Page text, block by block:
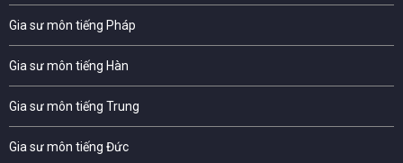
Gia sư môn tiếng Pháp
Gia sư môn tiếng Hàn
Gia sư môn tiếng Trung
Gia sư môn tiếng Đức